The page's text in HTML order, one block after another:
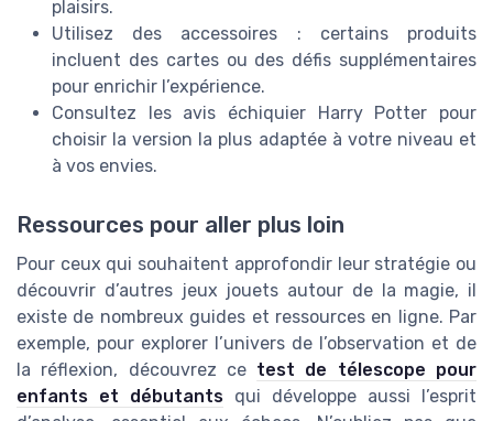
plaisirs.
Utilisez des accessoires : certains produits
incluent des cartes ou des défis supplémentaires
pour enrichir l’expérience.
Consultez les avis échiquier Harry Potter pour
choisir la version la plus adaptée à votre niveau et
à vos envies.
Ressources pour aller plus loin
Pour ceux qui souhaitent approfondir leur stratégie ou
découvrir d’autres jeux jouets autour de la magie, il
existe de nombreux guides et ressources en ligne. Par
exemple, pour explorer l’univers de l’observation et de
la réflexion, découvrez ce test de télescope pour
enfants et débutants qui développe aussi l’esprit